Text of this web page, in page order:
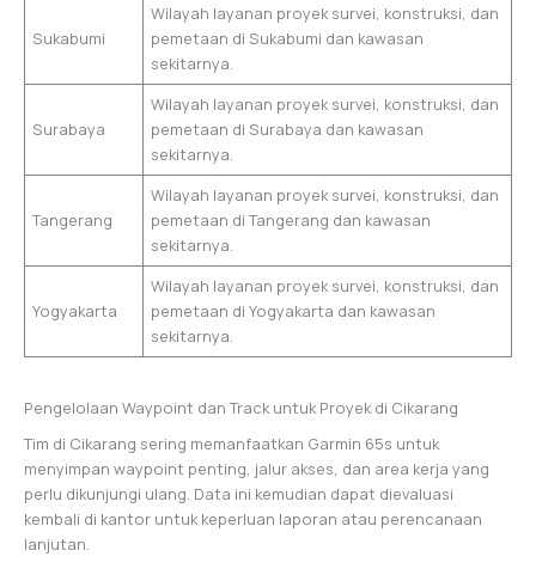
Sukabumi
Wilayah layanan proyek survei, konstruksi, dan
pemetaan di Sukabumi dan kawasan
sekitarnya.
Surabaya
Wilayah layanan proyek survei, konstruksi, dan
pemetaan di Surabaya dan kawasan
sekitarnya.
Tangerang
Wilayah layanan proyek survei, konstruksi, dan
pemetaan di Tangerang dan kawasan
sekitarnya.
Yogyakarta
Wilayah layanan proyek survei, konstruksi, dan
pemetaan di Yogyakarta dan kawasan
sekitarnya.
Pengelolaan Waypoint dan Track untuk Proyek di Cikarang
Tim di Cikarang sering memanfaatkan Garmin 65s untuk
menyimpan waypoint penting, jalur akses, dan area kerja yang
perlu dikunjungi ulang. Data ini kemudian dapat dievaluasi
kembali di kantor untuk keperluan laporan atau perencanaan
lanjutan.